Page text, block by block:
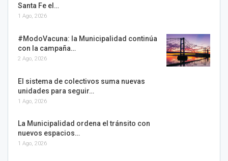
Santa Fe el…
1 Ago, 2026
#ModoVacuna: la Municipalidad continúa
con la campaña…
2 Ago, 2026
El sistema de colectivos suma nuevas
unidades para seguir…
1 Ago, 2026
La Municipalidad ordena el tránsito con
nuevos espacios…
1 Ago, 2026